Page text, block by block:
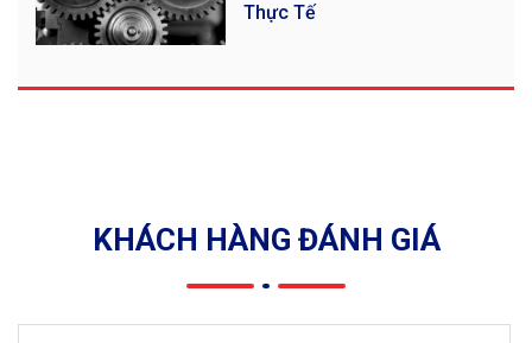
Thực Tế
KHÁCH HÀNG ĐÁNH GIÁ